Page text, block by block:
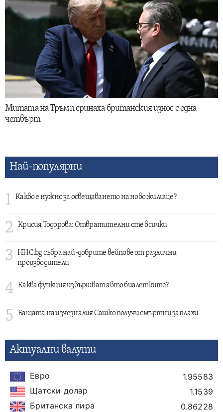
Митата на Тръмп сринаха британския износ с една
четвърт
Най-популярни
1 Какво е нужно за освещаването на ново жилище?
2 Крисия Тодорова: Отвратителни сте всички
3
HHC.bg събра най-добрите вейпове от различни
производители
4 Каква функция извършват авто биалетките?
5 Бащата на изчезналия Сашко получи смъртни заплахи
Актуални валути
Евро
1.95583
Щатски долар
1.1539
Британска лира
0.86228